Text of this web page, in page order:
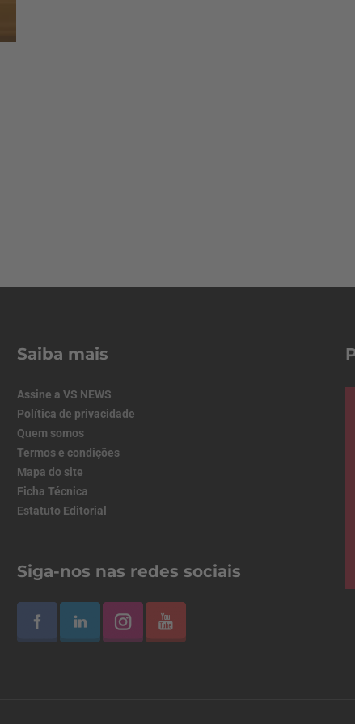
Saiba mais
Assine a VS NEWS
Política de privacidade
Quem somos
Termos e condições
Mapa do site
Ficha Técnica
Estatuto Editorial
Siga-nos nas redes sociais